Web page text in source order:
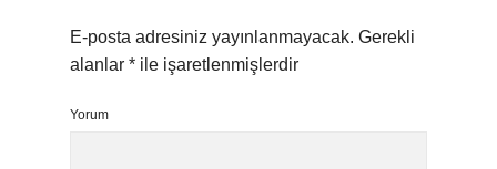
E-posta adresiniz yayınlanmayacak. Gerekli
alanlar * ile işaretlenmişlerdir
Yorum